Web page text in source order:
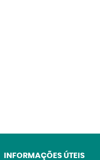
INFORMAÇÕES ÚTEIS